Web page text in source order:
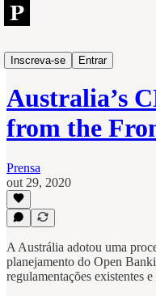
Inscreva-se
Entrar
Open
Australia’s
from the
Prensa
out 29, 2020
A Austrália adotou uma
planejamento do Open
regulamentações existentes